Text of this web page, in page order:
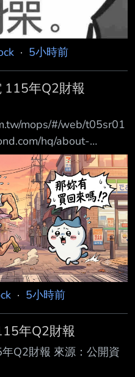
· 5小時前
115年Q2財報
mops/#/web/t05sr01
hq/about-
conference/ ?
董事會或經董事會決議
委員會通過日
或年度自結財務資訊報
XX):115/01/01~115/06/
· 5小時前
年Q2財報
Q2財報 來源：公開資